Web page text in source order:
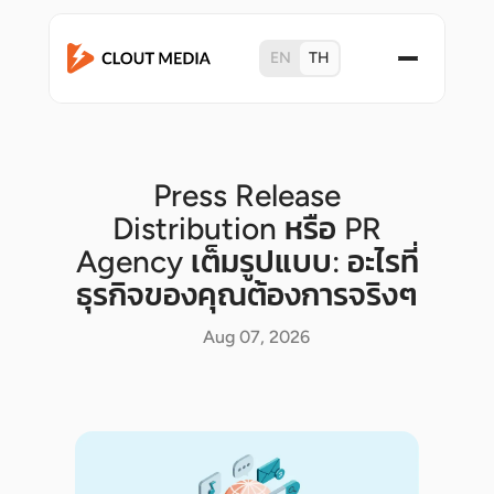
EN TH
Press Release
Distribution หรือ PR
Agency เต็มรูปแบบ: อะไรที่
ธุรกิจของคุณต้องการจริงๆ
Aug 07, 2026